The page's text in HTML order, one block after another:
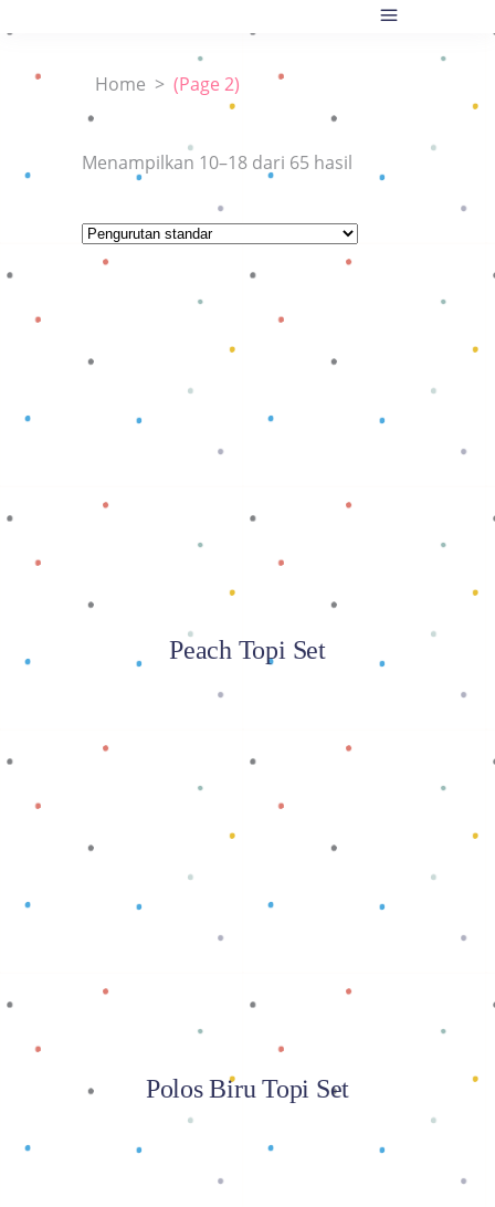
Home > (Page 2)
Menampilkan 10–18 dari 65 hasil
Baca selengkapnya
Peach Topi Set
Baca selengkapnya
Polos Biru Topi Set